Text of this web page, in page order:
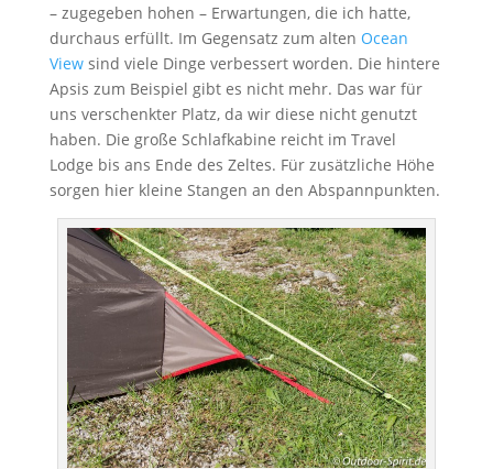
– zugegeben hohen – Erwartungen, die ich hatte,
durchaus erfüllt. Im Gegensatz zum alten Ocean
Viewsind viele Dinge verbessert worden. Die hintere
Apsis zum Beispiel gibt es nicht mehr. Das war für
uns verschenkter Platz, da wir diese nicht genutzt
haben. Die große Schlafkabine reicht im Travel
Lodge bis ans Ende des Zeltes. Für zusätzliche Höhe
sorgen hier kleine Stangen an den Abspannpunkten.